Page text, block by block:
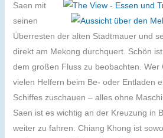
Saen mit
seinen
Überresten der alten Stadtmauer und
direkt am Mekong durchquert. Schön
dem großen Fluss zu beobachten. Wer
vielen Helfern beim Be- oder Entladen
Schiffes zuschauen – alles ohne
Saen ist es wichtig an der Kreuzung in
weiter zu fahren. Chiang Khong ist